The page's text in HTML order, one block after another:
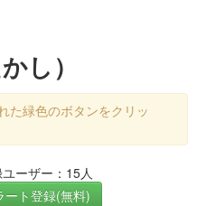
し）
た緑色のボタンをクリッ
ーザー：15人
ート登録(無料)